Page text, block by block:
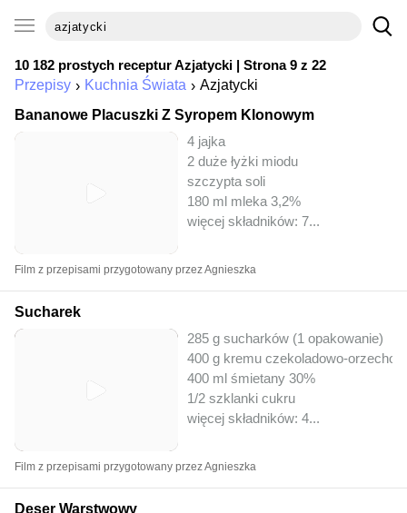
10 182 prostych recepturAzjatycki | Strona 9 z 22
Przepisy Kuchnia Świata
Azjatycki
Bananowe Placuszki Z Syropem Klonowym
4 jajka
2 duże łyżki miodu
szczypta soli
180 ml mleka 3,2%
więcej składników: 7...
Film z przepisami przygotowany przez Agnieszka
Sucharek
285 g sucharków (1 opakowanie)
400 g kremu czekoladowo-
400 ml śmietany 30%
1/2 szklanki cukru
więcej składników: 4...
Film z przepisami przygotowany przez Agnieszka
Deser Warstwowy